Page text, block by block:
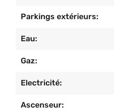
Parkings extérieurs:
Eau:
Gaz:
Electricité:
Ascenseur: